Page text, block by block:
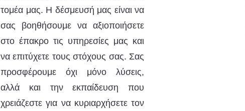
τομέα μας. Η δέσμευσή μας είναι να
σας βοηθήσουμε να αξιοποιήσετε
στο έπακρο τις υπηρεσίες μας και
να επιτύχετε τους στόχους σας. Σας
προσφέρουμε όχι μόνο λύσεις,
αλλά και την εκπαίδευση που
χρειάζεστε για να κυριαρχήσετε τον